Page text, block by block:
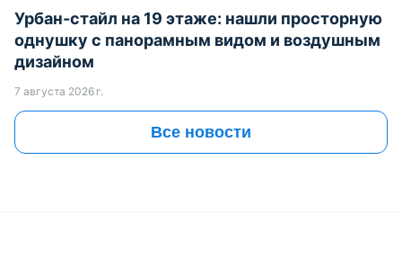
Урбан-стайл на 19 этаже: нашли просторную
однушку с панорамным видом и воздушным
дизайном
7 августа 2026 г.
Все новости